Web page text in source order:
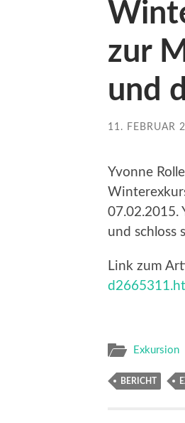
zur
und
11. FEBRUAR
Yvonne
07.02.2015.
und schloss
Link zum
Exkursion
BERICHT